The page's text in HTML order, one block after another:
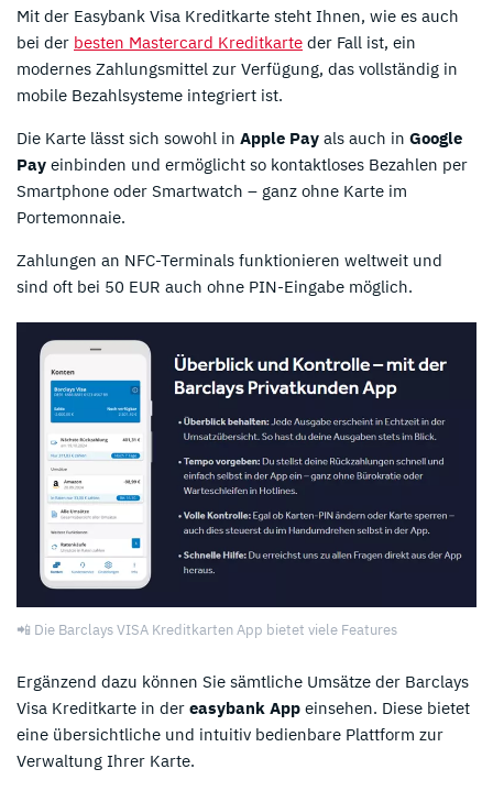
Mit der Easybank Visa Kreditkarte steht Ihnen, wie es auch
bei der besten Mastercard Kreditkarte der Fall ist, ein
modernes Zahlungsmittel zur Verfügung, das vollständig in
mobile Bezahlsysteme integriert ist.
Die Karte lässt sich sowohl in Apple Pay als auch in Google
Pay einbinden und ermöglicht so kontaktloses Bezahlen per
Smartphone oder Smartwatch – ganz ohne Karte im
Portemonnaie.
Zahlungen an NFC-Terminals funktionieren weltweit und
sind oft bei 50 EUR auch ohne PIN-Eingabe möglich.
📲 Die Barclays VISA Kreditkarten App bietet viele Features
Ergänzend dazu können Sie sämtliche Umsätze der Barclays
Visa Kreditkarte in der easybank App einsehen. Diese bietet
eine übersichtliche und intuitiv bedienbare Plattform zur
Verwaltung Ihrer Karte.